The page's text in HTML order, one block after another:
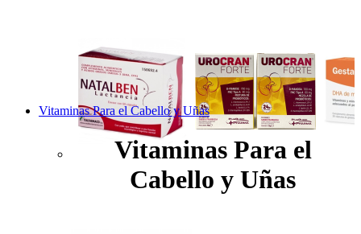
Vitaminas Para el Cabello y Uñas
Vitaminas Para el
Cabello y Uñas